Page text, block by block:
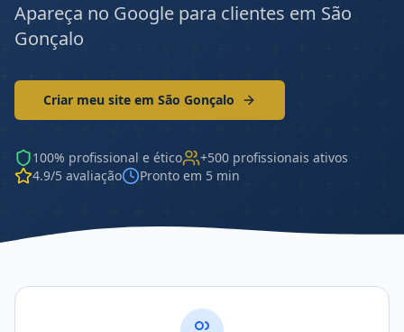
Apareça no Google para clientes em São
Gonçalo
Criar meu site em São Gonçalo
100% profissional e ético
+500 profissionais ativos
4.9/5 avaliação
Pronto em 5 min